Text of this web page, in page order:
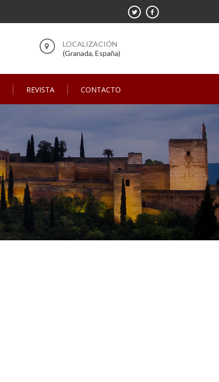
(Granada, España)
REVISTA CONTACTO